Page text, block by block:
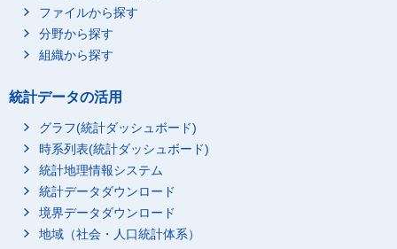
ファイルから探す
分野から探す
組織から探す
統計データの活用
グラフ(統計ダッシュボード)
時系列表(統計ダッシュボード)
統計地理情報システム
統計データダウンロード
境界データダウンロード
地域（社会・人口統計体系）